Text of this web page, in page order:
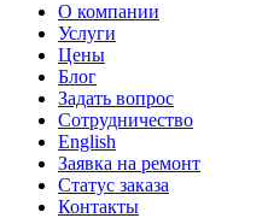
О компании
Услуги
Цены
Блог
Задать вопрос
Сотрудничество
English
Заявка на ремонт
Статус заказа
Контакты